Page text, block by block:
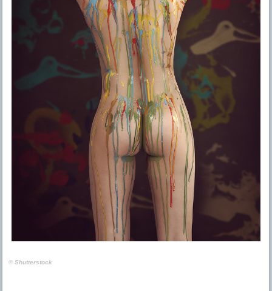
© Shutterstock